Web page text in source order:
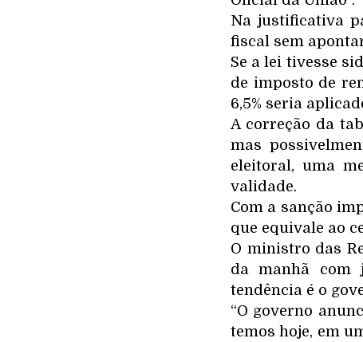
Na justificativa
fiscal sem
Se a lei tivesse
de imposto de
6,5% seria
A correção da
mas
eleitoral, uma
validade.
Com a sanção
que equivale ao
O ministro das
da manhã com
tendência é o
“O governo
temos hoje, em